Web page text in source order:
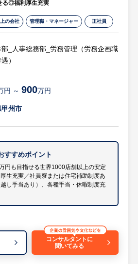
兼務で対応していた制度企画領域
組織として立ち上げるタイミング、
・進め方づくりから関われるフェー
に縛られず、経験を活かせる環境
（50代後半〜定年前後も歓迎）、こ
求人担当コメント】
ョンの入社が決まるまで対応）
名（人事制度・企画：1名、障がい者
定技能業務：2名）
店舗以上の安定基盤
経験歓迎
続年間休日数UP
寮または住宅補助制度あり（引っ越し
り）
アップも可能
・黙々と作業に集中できる環境で
い方であれば入社3年程度で課長や係
た役職へ昇格した実績もあり、上に
福利厚生と高い定着率
の温かいご飯が食べられる社員食堂
的な社内イベントがあり、部署の垣
て仲が良いのが特徴。
定着率も良く、定年65歳のため、長
る◎福利厚生充実
の会社 管理職・マネージャー 正社員
_人事総務部_労務管理（労務企画職
）
域におけるリスク管理・法令遵守・運
高度化を中心に、労務基盤の整備と
ンプライアンス全般の統括
準法・安全衛生法などの法令に基づ
ライアンス対応
対応の企画・実行
査および行政調査への対応統括
相談対応の統括（一次対応〜再発防止
円 ～ 900万円
甲州市
すすめポイント
円も目指せる世界1000店舗以上の安定
生充実／社員寮または住宅補助制度あ
し手当あり）、各種手当・休暇制度充
コンサルタントに
聞いてみる